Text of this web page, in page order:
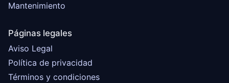
Mantenimiento
Páginas legales
Aviso Legal
Política de privacidad
Términos y condiciones